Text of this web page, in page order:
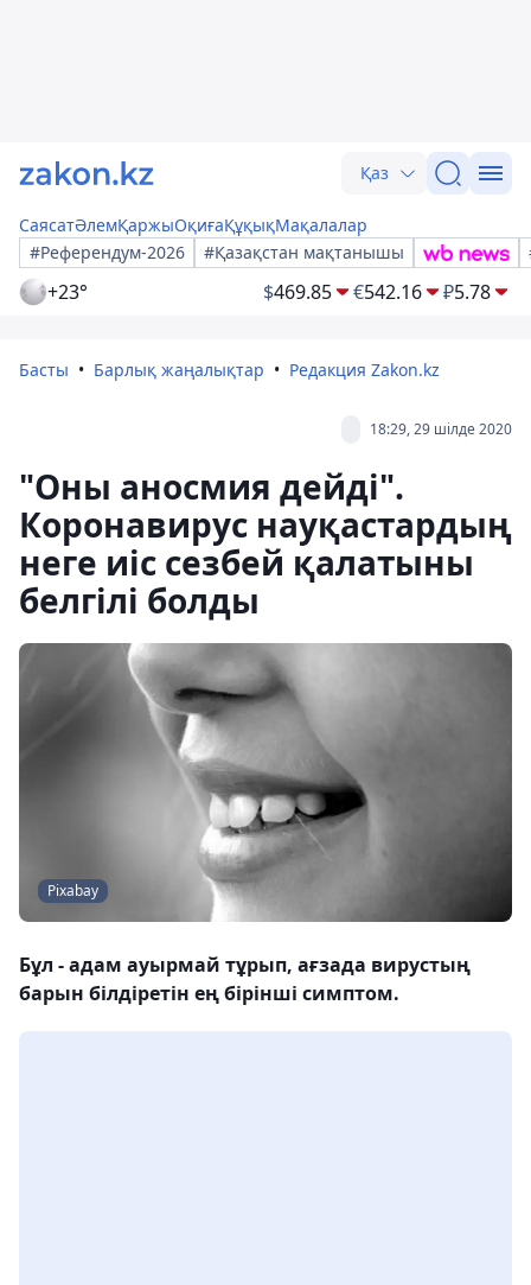
Қаз
СаясатӘлемҚаржыОқиғаҚұқықМақалалар
#Референдум-2026
#Қазақстан мақтанышы
+23° $469.85 €542.16 ₽5.78
Басты Барлық жаңалықтар Редакция Zakon.kz
18:29, 29 шілде 2020
"Оны аносмия дейді".
Коронавирус науқастардың
неге иіс сезбей қалатыны
белгілі болды
Pixabay
Бұл - адам ауырмай тұрып, ағзада вирустың
барын білдіретін ең бірінші симптом.